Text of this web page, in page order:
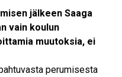
jälkeen Saaga
vain koulun
muutoksia, ei
perumisesta